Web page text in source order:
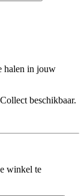
halen in jouw
beschikbaar.
winkel te